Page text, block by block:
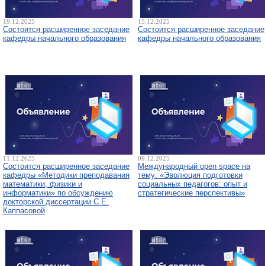
19.12.2025
Состоится расширенное заседание
кафедры начального образования
15.12.2025
Состоится расширенное заседание
кафедры начального образования
11.12.2025
Состоится расширенное заседание
кафедры «Методики преподавания
математики, физики и
информатики» по обсуждению
докторской диссертации С.Е.
Каппасовой
09.12.2025
Международный open space на
тему: «Эволюция подготовки
социальных педагогов: опыт и
стратегические перспективы»